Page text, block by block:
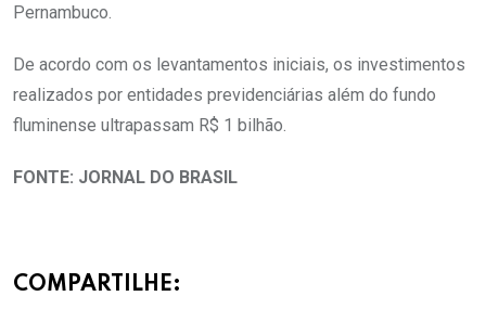
Pernambuco.
De acordo com os levantamentos iniciais, os investimentos
realizados por entidades previdenciárias além do fundo
fluminense ultrapassam R$ 1 bilhão.
FONTE: JORNAL DO BRASIL
COMPARTILHE: